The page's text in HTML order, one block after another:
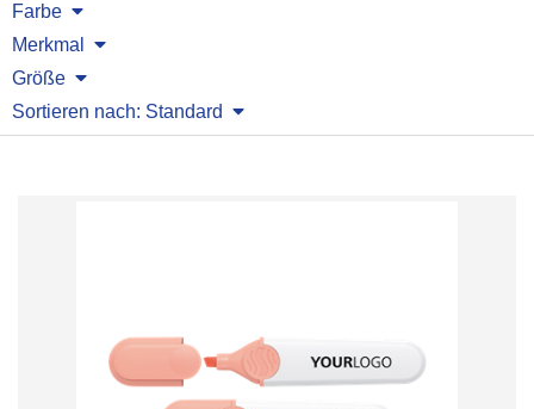
Farbe
Merkmal
Größe
Sortieren nach: Standard